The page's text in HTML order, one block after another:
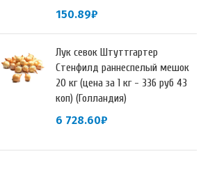
150.89₽
Лук севок Штуттгартер
Стенфилд раннеспелый мешок
20 кг (цена за 1 кг - 336 руб 43
коп) (Голландия)
6 728.60₽